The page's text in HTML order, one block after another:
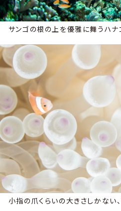
サンゴの根の上を優雅に舞うハナ
小指の爪くらいの大きさしかない